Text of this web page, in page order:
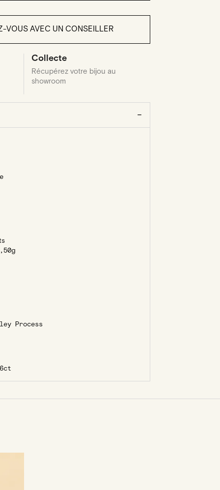
VOUS AVEC UN CONSEILLER
Collecte
Récupérez votre bijou au
showroom
Process